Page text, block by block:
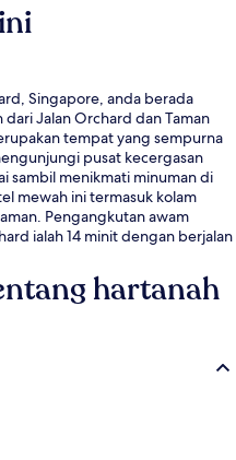
Singapore, anda berada
Jalan Orchard dan Taman
tempat yang sempurna
pusat kecergasan
sambil menikmati minuman di
mewah ini termasuk kolam
Pengangkutan awam
ialah 14 minit dengan berjalan
hartanah